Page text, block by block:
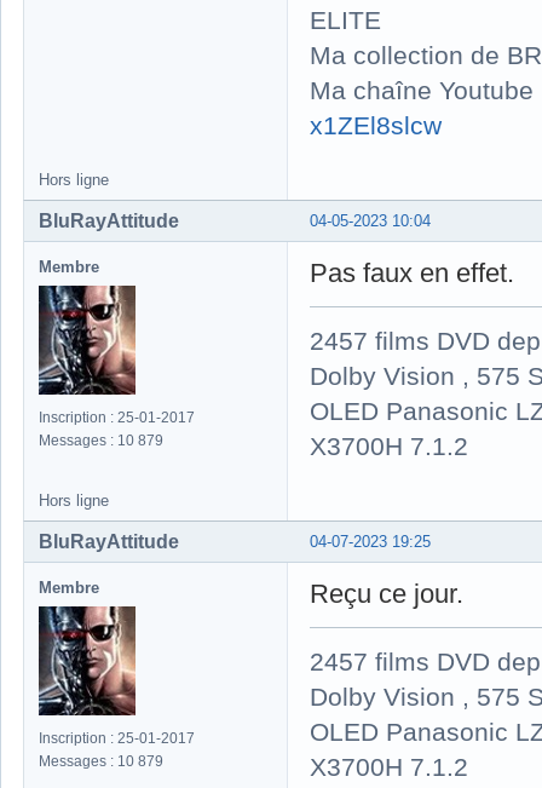
ELITE
Ma collection de
Ma chaîne
x1ZEl8slcw
Hors ligne
04-05-2023 10:04
BluRayAttitude
Membre
Inscription : 25-01-2017
Messages : 10 879
Pas faux en effet.
2457 films DVD
Dolby Vision , 575
OLED Panasonic
X3700H 7.1.2
Hors ligne
04-07-2023 19:25
BluRayAttitude
Membre
Inscription : 25-01-2017
Messages : 10 879
Reçu ce jour.
2457 films DVD
Dolby Vision , 575
OLED Panasonic
X3700H 7.1.2